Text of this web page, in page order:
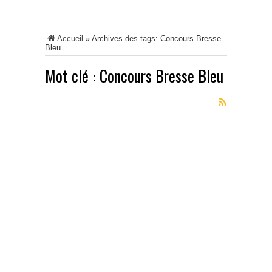
Accueil » Archives des tags: Concours Bresse
Bleu
Mot clé : Concours Bresse Bleu